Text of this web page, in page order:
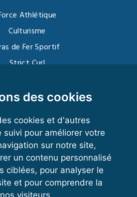
des cookies
cookies et d'autres
suivi pour améliorer votre
sur notre site,
un contenu personnalisé
ciblées, pour analyser le
et pour comprendre la
visiteurs.
Athlétique
Culturisme
de Fer Sportif
Strict Curl
Kettlebell
VOS ESPACES
dirigeant
Espace licencié